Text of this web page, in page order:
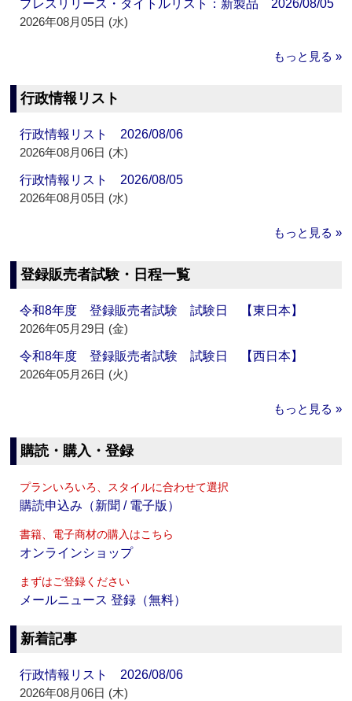
プレスリリース・タイトルリスト：新製品 2026/08/05
2026年08月05日 (水)
もっと見る »
行政情報リスト
行政情報リスト 2026/08/06
2026年08月06日 (木)
行政情報リスト 2026/08/05
2026年08月05日 (水)
もっと見る »
登録販売者試験・日程一覧
令和8年度 登録販売者試験 試験日 【東日本】
2026年05月29日 (金)
令和8年度 登録販売者試験 試験日 【西日本】
2026年05月26日 (火)
もっと見る »
購読・購入・登録
プランいろいろ、スタイルに合わせて選択
購読申込み（新聞 / 電子版）
書籍、電子商材の購入はこちら
オンラインショップ
まずはご登録ください
メールニュース 登録（無料）
新着記事
行政情報リスト 2026/08/06
2026年08月06日 (木)